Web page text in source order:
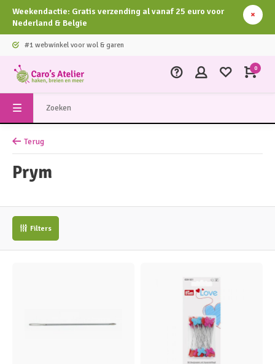
Weekendactie: Gratis verzending al vanaf 25 euro voor
Nederland & Belgie
#1 webwinkel voor wol & garen
0
Terug
Prym
Filters